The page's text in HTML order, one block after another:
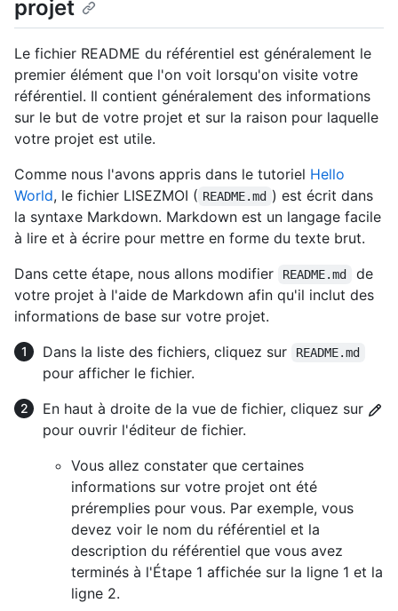
projet
Le fichier README du référentiel est généralement le
premier élément que l'on voit lorsqu'on visite votre
référentiel. Il contient généralement des informations
sur le but de votre projet et sur la raison pour laquelle
votre projet est utile.
Comme nous l'avons appris dans le tutoriel Hello
World, le fichier LISEZMOI ( README.md ) est écrit dans
la syntaxe Markdown. Markdown est un langage facile
à lire et à écrire pour mettre en forme du texte brut.
Dans cette étape, nous allons modifier
README.md
de
votre projet à l'aide de Markdown afin qu'il inclut des
informations de base sur votre projet.
Dans la liste des fichiers, cliquez sur
README.md
pour afficher le fichier.
En haut à droite de la vue de fichier, cliquez sur
pour ouvrir l'éditeur de fichier.
Vous allez constater que certaines
informations sur votre projet ont été
préremplies pour vous. Par exemple, vous
devez voir le nom du référentiel et la
description du référentiel que vous avez
terminés à l'Étape 1 affichée sur la ligne 1 et la
ligne 2.